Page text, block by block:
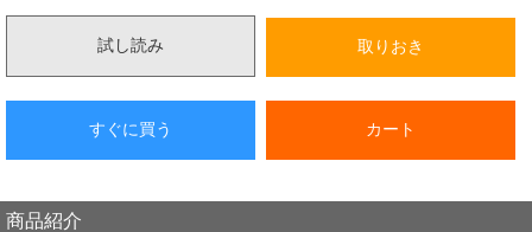
試し読み 取りおき
すぐに買う カート
商品紹介